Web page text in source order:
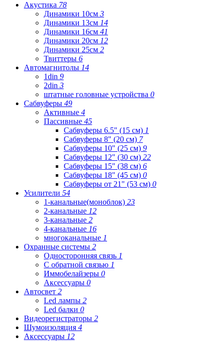
Акустика 78
Динамики 10см 3
Динамики 13см 14
Динамики 16см 41
Динамики 20см 12
Динамики 25см 2
Твиттеры 6
Автомагнитолы 14
1din 9
2din 3
штатные головные устройства 0
Сабвуферы 49
Активные 4
Пассивные 45
Сабвуферы 6.5" (15 см) 1
Сабвуферы 8" (20 см) 7
Сабвуферы 10" (25 см) 9
Сабвуферы 12" (30 см) 22
Сабвуферы 15" (38 см) 6
Сабвуферы 18" (45 см) 0
Сабвуферы от 21" (53 см) 0
Усилители 54
1-канальные(моноблок) 23
2-канальные 12
3-канальные 2
4-канальные 16
многоканальные 1
Охранные системы 2
Односторонняя связь 1
С обратной связью 1
Иммобелайзеры 0
Аксессуары 0
Автосвет 2
Led лампы 2
Led балки 0
Видеорегистраторы 2
Шумоизоляция 4
Аксессуары 12